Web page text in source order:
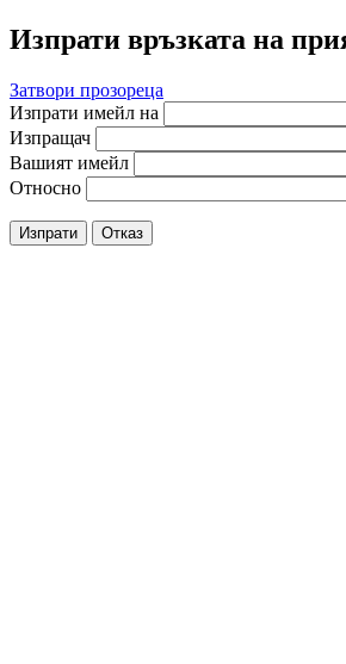
Изпрати връзката на
Затвори прозореца
Изпрати имейл на
Изпращач
Вашият имейл
Относно
Изпрати Отказ